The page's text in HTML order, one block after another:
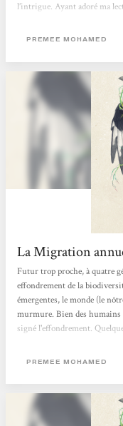
l’intrigue. Ayant adoré ma
questionnements
savoir le libre arbitre mais
PREMEE MOHAMED
La Migration
Futur trop proche, à quatre
effondrement de la
émergentes, le monde (le
murmure. Bien des
signé l'effondrement.
subsisteraient les merveilles
PREMEE MOHAMED